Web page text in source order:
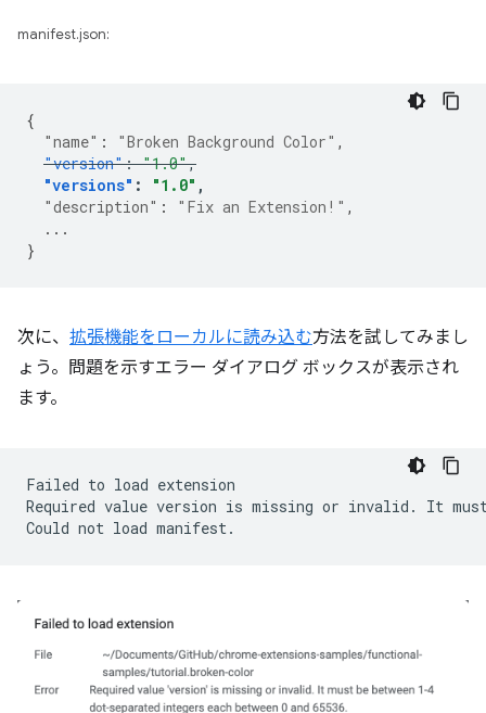
manifest.json:
{
"name" : "Broken Background Color" ,
"version": "1.0",
"versions" : "1.0" ,
"description" : "Fix an Extension!" ,
...
}
次に、 拡張機能をローカルに読み込む方法を試してみまし
ょう。問題を示すエラー ダイアログ ボックスが表示され
ます。
Failed to load extension
Required value version is missing or invalid. It
Could not load